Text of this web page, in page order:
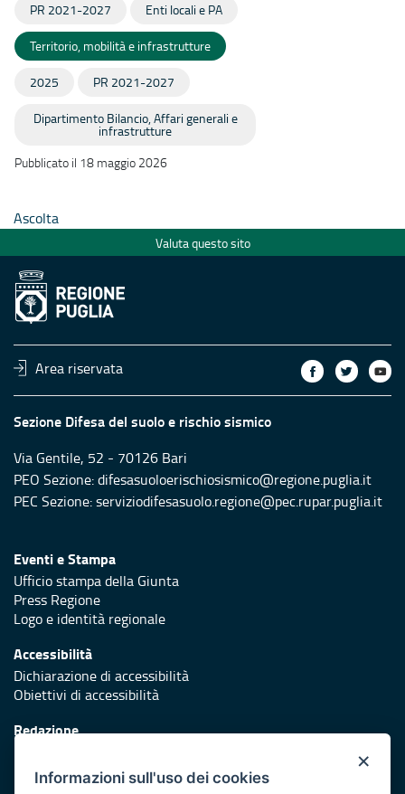
PR 2021-2027 Enti locali e PA
Territorio, mobilità e infrastrutture
2025 PR 2021-2027
Dipartimento Bilancio, Affari generali e
infrastrutture
Pubblicato il 18 maggio 2026
Ascolta
Valuta questo sito
Area riservata
Sezione Difesa del suolo e rischio sismico
Via Gentile, 52 - 70126 Bari
PEO Sezione: difesasuoloerischiosismico@regione.puglia.it
PEC Sezione: serviziodifesasuolo.regione@pec.rupar.puglia.it
Eventi e Stampa
Ufficio stampa della Giunta
Press Regione
Logo e identità regionale
Accessibilità
Dichiarazione di accessibilità
Obiettivi di accessibilità
Redazione
Protezione civile
×
Informazioni sull'uso dei cookies